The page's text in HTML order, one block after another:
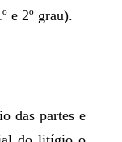
e 2º grau).
das partes e